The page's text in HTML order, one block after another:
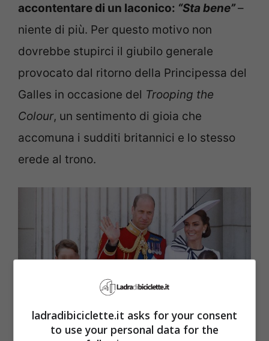
accontentare di un laconico: “Sta bene”–
niente di più. Per questo motivo non
dovrebbe stupirci il giubilo generale
provocato dal ritorno della Principessa del
Galles in occasione del Trooping the
Colour, un sentimento di gioia che
accomuna i sudditi britannici e lo stesso
erede al trono.
ladradibiciclette.it asks for your consent
to use your personal data for the